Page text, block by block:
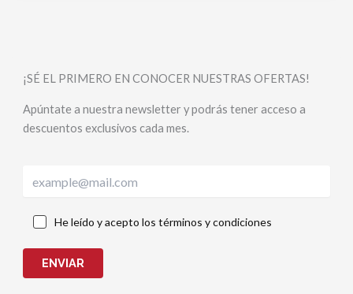
¡SÉ EL PRIMERO EN CONOCER NUESTRAS OFERTAS!
Apúntate a nuestra newsletter y podrás tener acceso a
descuentos exclusivos cada mes.
He leído y acepto los términos y condiciones
ENVIAR